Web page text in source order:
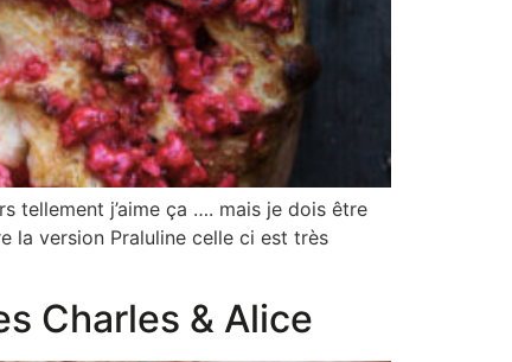
tellement j’aime ça …. mais je dois être
la version Praluline celle ci est très
Charles & Alice